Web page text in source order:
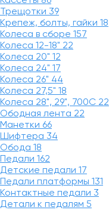
Трещотки 39
Крепеж, болты, гайки 18
Колеса в сборе 157
Колеса 12-18" 22
Колеса 20" 12
Колеса 24" 17
Колеса 26" 44
Колеса 27,5" 18
Колеса 28", 29", 700С 22
Ободная лента 22
Манетки 66
Шифтера 34
Обода 18
Педали 162
Детские педали 17
Педали платформы 131
Контактные педали 3
Детали к педалям 5